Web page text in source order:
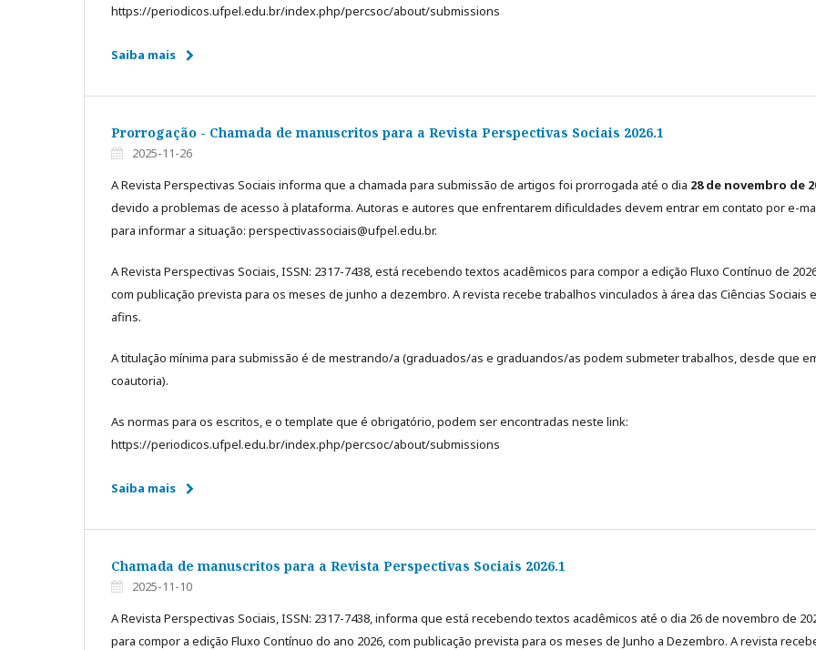
https://periodicos.ufpel.edu.br/index.php/percsoc/about/submissions
Saiba mais
Prorrogação - Chamada de manuscritos para a Revista Perspectivas Sociais 2026.1
2025-11-26
A Revista Perspectivas Sociais informa que a chamada para submissão de artigos foi prorrogada até o dia 28 de novembro de
devido a problemas de acesso à plataforma. Autoras e autores que enfrentarem dificuldades devem entrar em contato por e-
para informar a situação: perspectivassociais@ufpel.edu.br.
A Revista Perspectivas Sociais, ISSN: 2317-7438, está recebendo textos acadêmicos para compor a edição Fluxo Contínuo de
com publicação prevista para os meses de junho a dezembro. A revista recebe trabalhos vinculados à área das Ciências Sociais e
afins.
A titulação mínima para submissão é de mestrando/a (graduados/as e graduandos/as podem submeter trabalhos, desde que
coautoria).
As normas para os escritos, e o template que é obrigatório, podem ser encontradas neste link:
https://periodicos.ufpel.edu.br/index.php/percsoc/about/submissions
Saiba mais
Chamada de manuscritos para a Revista Perspectivas Sociais 2026.1
2025-11-10
A Revista Perspectivas Sociais, ISSN: 2317-7438, informa que está recebendo textos acadêmicos até o dia 26 de novembro de
para compor a edição Fluxo Contínuo do ano 2026, com publicação prevista para os meses de Junho a Dezembro. A revista